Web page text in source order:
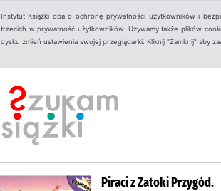
Instytut Książki dba o ochronę prywatności użytkowników i
trzecich w prywatność użytkowników. Używamy także plików
dysku zmień ustawienia swojej przeglądarki. Kliknij "Zamknij" aby
Piraci z Zatoki Przygód.